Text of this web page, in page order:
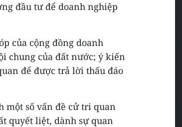
đầu tư để doanh nghiệp
của cộng đồng doanh
chung của đất nước; ý kiến
để được trả lời thấu đáo
một số vấn đề cử tri quan
quyết liệt, dành sự quan